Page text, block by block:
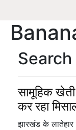
सामूहिक
कर रहा
झारखंड के